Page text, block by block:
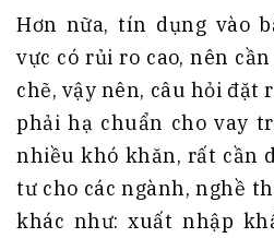
Hơn nữa, tín dụng vào
vực có rủi ro cao, nên
chẽ, vậy nên, câu hỏi đặt
phải hạ chuẩn cho vay
nhiều khó khăn, rất cần
tư cho các ngành, nghề
khác như: xuất nhập